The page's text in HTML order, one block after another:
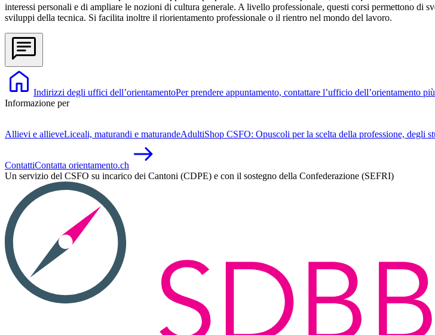
interessi personali e di ampliare le nozioni di cultura generale. A livello professionale, questi corsi permettono di
sviluppi della tecnica. Si facilita inoltre il riorientamento professionale o il rientro nel mondo del lavoro.
Indirizzi degli uffici dell’orientamentoPer prendere appuntamento, contattare l’ufficio dell’orientamento
Informazione per
Allievi e allieveLiceali, maturandi e maturandeAdultiShop CSFO: Opuscoli per la scelta della professione, degli
ContattiContatta orientamento.ch
Un servizio del CSFO su incarico dei Cantoni (CDPE) e con il sostegno della Confederazione (SEFRI)